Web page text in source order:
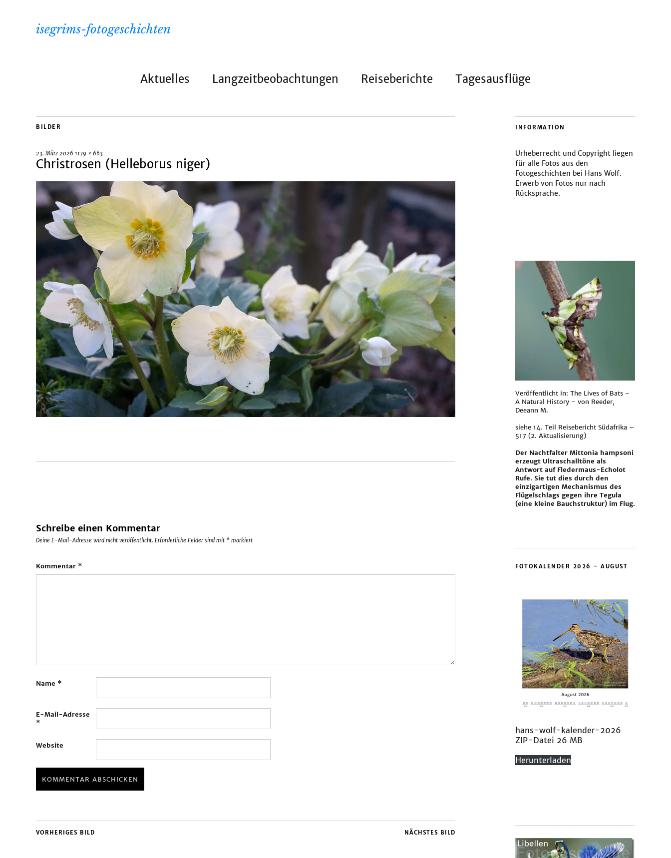
isegrims-fotogeschichten
Aktuelles Langzeitbeobachtungen Reiseberichte Tagesausflüge
BILDER
23. März 2026 1179 × 663
Christrosen (Helleborus niger)
Schreibe einen Kommentar
Deine E-Mail-Adresse wird nicht veröffentlicht. Erforderliche Felder sind mit * markiert
Kommentar *
Name *
E-Mail-Adresse
*
Website
NÄCHSTES BILD
VORHERIGES BILD
INFORMATION
Urheberrecht und Copyright liegen
für alle Fotos aus den
Fotogeschichten bei Hans Wolf.
Erwerb von Fotos nur nach
Rücksprache.
Veröffentlicht in: The Lives of Bats -
A Natural History - von Reeder,
Deeann M.
siehe 14. Teil Reisebericht Südafrika –
517 (2. Aktualisierung)
Der Nachtfalter Mittonia hampsoni
erzeugt Ultraschalltöne als
Antwort auf Fledermaus-Echolot
Rufe. Sie tut dies durch den
einzigartigen Mechanismus des
Flügelschlags gegen ihre Tegula
(eine kleine Bauchstruktur) im Flug.
FOTOKALENDER 2026 - AUGUST
hans-wolf-kalender-2026
ZIP-Datei 26 MB
Herunterladen